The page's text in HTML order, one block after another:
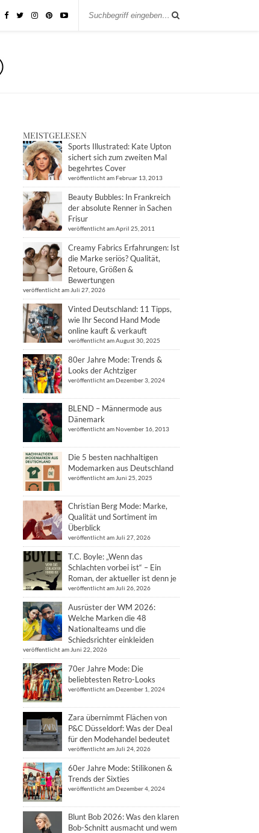
MEISTGELESEN
Sports Illustrated: Kate Upton
sichert sich zum zweiten Mal
begehrtes Cover
veröffentlicht am Februar 13, 2013
Beauty Bubbles: In Frankreich
der absolute Renner in Sachen
Frisur
veröffentlicht am April 25, 2011
Creamy Fabrics Erfahrungen: Ist
die Marke seriös? Qualität,
Retoure, Größen &
Bewertungen
veröffentlicht am Juli 27, 2026
Vinted Deutschland: 11 Tipps,
wie Ihr Second Hand Mode
online kauft & verkauft
veröffentlicht am August 30, 2025
80er Jahre Mode: Trends &
Looks der Achtziger
veröffentlicht am Dezember 3, 2024
BLEND – Männermode aus
Dänemark
veröffentlicht am November 16, 2013
Die 5 besten nachhaltigen
Modemarken aus Deutschland
veröffentlicht am Juni 25, 2025
Christian Berg Mode: Marke,
Qualität und Sortiment im
Überblick
veröffentlicht am Juli 27, 2026
T.C. Boyle: „Wenn das
Schlachten vorbei ist“ – Ein
Roman, der aktueller ist denn je
veröffentlicht am Juli 26, 2026
Ausrüster der WM 2026:
Welche Marken die 48
Nationalteams und die
Schiedsrichter einkleiden
veröffentlicht am Juni 22, 2026
70er Jahre Mode: Die
beliebtesten Retro-Looks
veröffentlicht am Dezember 1, 2024
Zara übernimmt Flächen von
P&C Düsseldorf: Was der Deal
für den Modehandel bedeutet
veröffentlicht am Juli 24, 2026
60er Jahre Mode: Stilikonen &
Trends der Sixties
veröffentlicht am Dezember 4, 2024
Blunt Bob 2026: Was den klaren
Bob-Schnitt ausmacht und wem